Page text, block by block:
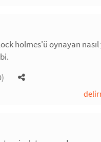
holmes'ü oynayan nasıl